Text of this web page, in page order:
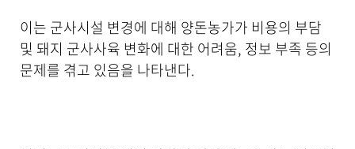
이는 군사시설 변경에 대해 양돈농가가 비용의 부담
및 돼지 군사사육 변화에 대한 어려움, 정보 부족 등의
문제를 겪고 있음을 나타낸다.